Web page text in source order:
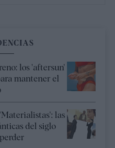
los 'aftersun'
mantener el
las
del siglo